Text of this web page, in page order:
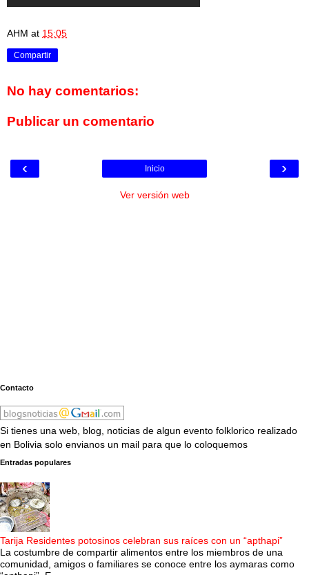
AHM at 15:05
Compartir
No hay comentarios:
Publicar un comentario
‹ ›
Inicio
Ver versión web
Contacto
Si tienes una web, blog, noticias de algun evento folklorico realizado
en Bolivia solo envianos un mail para que lo coloquemos
Entradas populares
Tarija Residentes potosinos celebran sus raíces con un “apthapi”
La costumbre de compartir alimentos entre los miembros de una
comunidad, amigos o familiares se conoce entre los aymaras como